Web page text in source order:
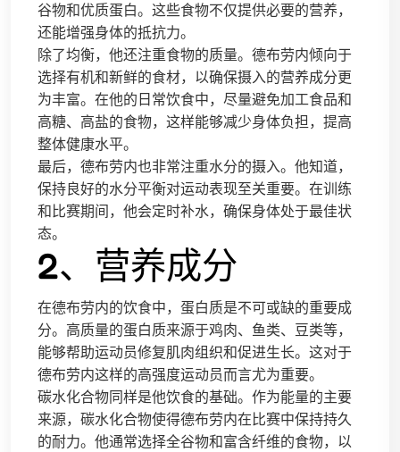
谷物和优质蛋白。这些食物不仅提供必要的营养，
还能增强身体的抵抗力。
除了均衡，他还注重食物的质量。德布劳内倾向于
选择有机和新鲜的食材，以确保摄入的营养成分更
为丰富。在他的日常饮食中，尽量避免加工食品和
高糖、高盐的食物，这样能够减少身体负担，提高
整体健康水平。
最后，德布劳内也非常注重水分的摄入。他知道，
保持良好的水分平衡对运动表现至关重要。在训练
和比赛期间，他会定时补水，确保身体处于最佳状
态。
2、营养成分
在德布劳内的饮食中，蛋白质是不可或缺的重要成
分。高质量的蛋白质来源于鸡肉、鱼类、豆类等，
能够帮助运动员修复肌肉组织和促进生长。这对于
德布劳内这样的高强度运动员而言尤为重要。
碳水化合物同样是他饮食的基础。作为能量的主要
来源，碳水化合物使得德布劳内在比赛中保持持久
的耐力。他通常选择全谷物和富含纤维的食物，以